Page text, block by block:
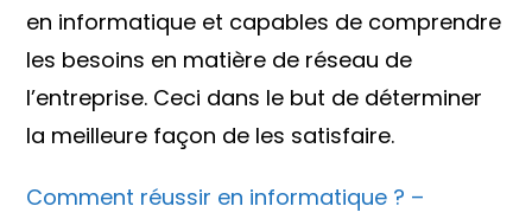
en informatique et capables de comprendre
les besoins en matière de réseau de
l’entreprise. Ceci dans le but de déterminer
la meilleure façon de les satisfaire.
Comment réussir en informatique ? –